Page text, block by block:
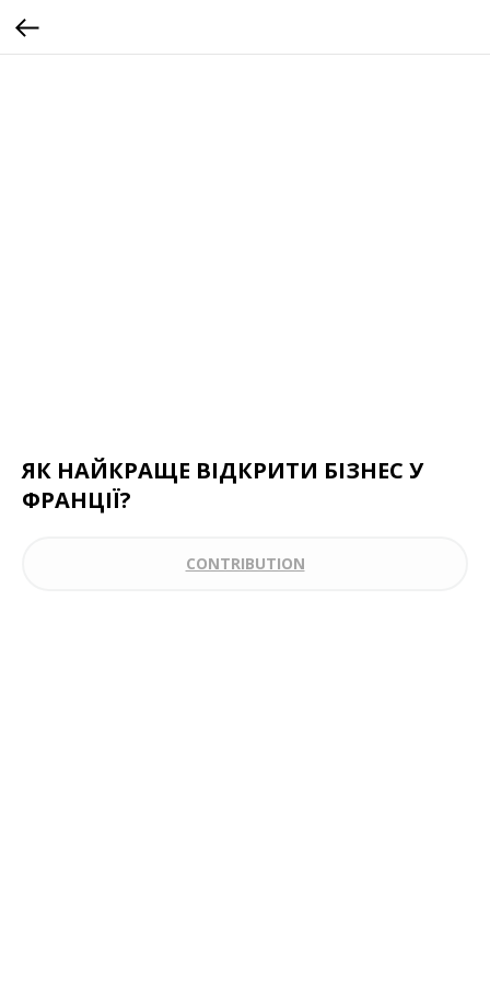
ЯК НАЙКРАЩЕ ВІДКРИТИ БІЗНЕС У
ФРАНЦІЇ?
CONTRIBUTION